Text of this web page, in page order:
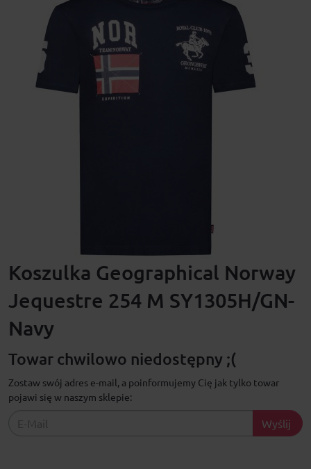
Koszulka Geographical Norway
Jequestre 254 M SY1305H/GN-
Navy
Towar chwilowo niedostępny ;(
Zostaw swój adres e-mail, a poinformujemy Cię jak tylko towar
pojawi się w naszym sklepie:
Wyślij